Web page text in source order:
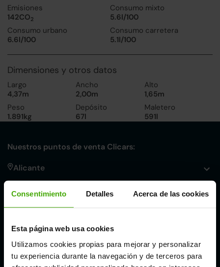
Consentimiento Detalles Acerca de las cookies
Esta página web usa cookies
Utilizamos cookies propias para mejorar y personalizar
tu experiencia durante la navegación y de terceros para
Emisiones
142CO2
Consumo mixto
5.6l/100
Consumo urbano
6.6l/100
Consumo carretera
5.1l/100
Dimensiones y otros datos
Largo
4,37m
Ancho
2,00m
Alto
1,65m
Peso
1.891kg
Depósito
67l
Maletero
591l
Nuestros puntos de venta Clicars:
Alicante
Córdoba
Madrid
Málaga